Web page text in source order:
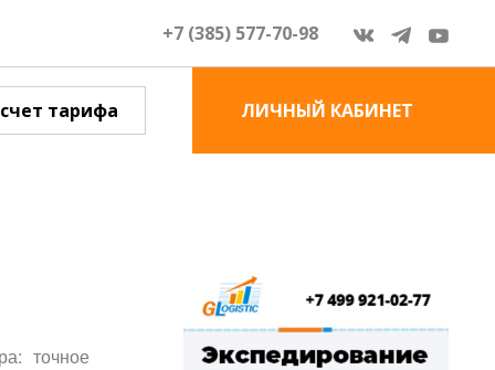
+7 (385) 577-70-98
тарифа ЛИЧНЫЙ КАБИНЕТ
точное